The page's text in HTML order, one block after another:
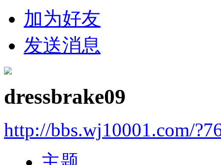
加为好友
发送消息
dressbrake09
http://bbs.wj10001.com/